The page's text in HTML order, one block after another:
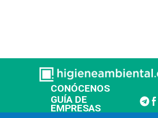
CONÓCENOS
GUÍA DE
EMPRESAS